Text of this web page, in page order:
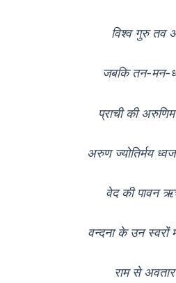
विश्व गुरु तव
जबकि तन-मन-
प्राची की
अरुण ज्योतिर्मय
वेद की पावन
वन्दना के उन
राम से